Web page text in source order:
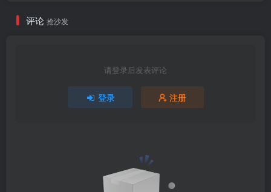
评论 抢沙发
请登录后发表评论
登录 注册